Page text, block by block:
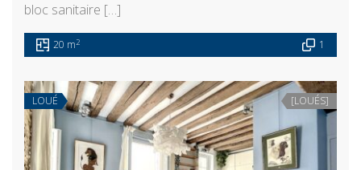
bloc sanitaire […]
20 m2 1
LOUÉ [LOUÉS]